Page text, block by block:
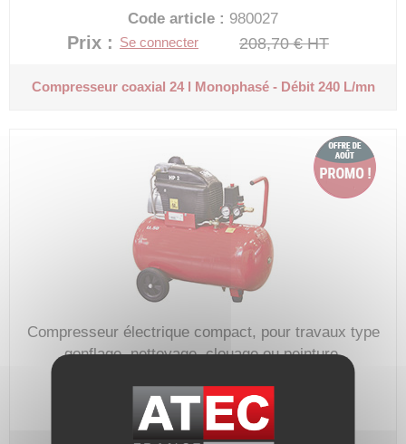
Code article : 980027
Se connecter
Prix : 150,26 €HT 208,70 € HT
Compresseur coaxial 24 l Monophasé - Débit 240 L/mn
Compresseur électrique compact, pour travaux type
gonflage, nettoyage, clouage ou peinture.
Code article :980029
Se connecter
Prix : 189,43 € HT 263,10 €